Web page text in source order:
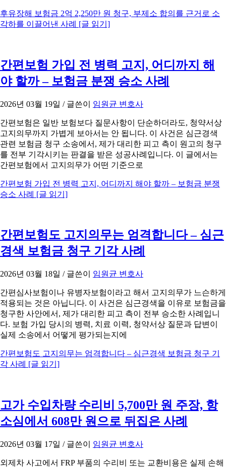
후유장해 보험금 2억 2,250만 원 청구, 부제소 합의를 근거로 소
각하를 이끌어낸 사례 [글 읽기]
간편보험 가입 전 병력 고지, 어디까지 해
야 할까 – 보험금 분쟁 승소 사례
2026년 03월 19일 / 글쓴이 임원균 변호사
간편보험은 일반 보험보다 질문사항이 단순하더라도, 청약서상
고지의무까지 가볍게 보아서는 안 됩니다. 이 사건은 심근경색
관련 보험금 청구 소송에서, 제가 대리한 피고 측이 원고의 청구
를 전부 기각시키는 판결을 받은 성공사례입니다. 이 글에서는
간편보험에서 고지의무가 어떤 기준으로
간편보험 가입 전 병력 고지, 어디까지 해야 할까 – 보험금 분쟁
승소 사례 [글 읽기]
간편보험도 고지의무는 엄격합니다 – 심근
경색 보험금 청구 기각 사례
2026년 03월 18일 / 글쓴이 임원균 변호사
간편심사보험이나 유병자보험이라고 해서 고지의무가 느슨하게
적용되는 것은 아닙니다. 이 사건은 심근경색을 이유로 보험금을
청구한 사안에서, 제가 대리한 피고 측이 전부 승소한 사례입니
다. 보험 가입 당시의 병력, 치료 이력, 청약서상 질문과 답변이
실제 소송에서 어떻게 평가되는지에
간편보험도 고지의무는 엄격합니다 – 심근경색 보험금 청구 기
각 사례 [글 읽기]
고가 수입차량 수리비 5,700만 원 주장, 항
소심에서 608만 원으로 뒤집은 사례
2026년 03월 17일 / 글쓴이 임원균 변호사
외제차 사고에서 FRP 부품의 수리비 또는 교환비용은 실제 손해